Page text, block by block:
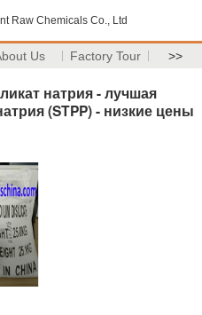
Raw Chemicals Co., Ltd
Us Factory Tour >>
натрия - лучшая
(STPP) - низкие цены